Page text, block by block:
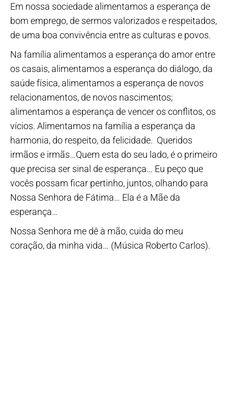
Em nossa sociedade alimentamos a esperança de
bom emprego, de sermos valorizados e respeitados,
de uma boa convivência entre as culturas e povos.
Na família alimentamos a esperança do amor entre
os casais, alimentamos a esperança do diálogo, da
saúde física, alimentamos a esperança de novos
relacionamentos, de novos nascimentos;
alimentamos a esperança de vencer os conflitos, os
vícios. Alimentamos na família a esperança da
harmonia, do respeito, da felicidade. Queridos
irmãos e irmãs…Quem esta do seu lado, é o primeiro
que precisa ser sinal de esperança… Eu peço que
vocês possam ficar pertinho, juntos, olhando para
Nossa Senhora de Fátima… Ela é a Mãe da
esperança…
Nossa Senhora me dê à mão, cuida do meu
coração, da minha vida… (Música Roberto Carlos).